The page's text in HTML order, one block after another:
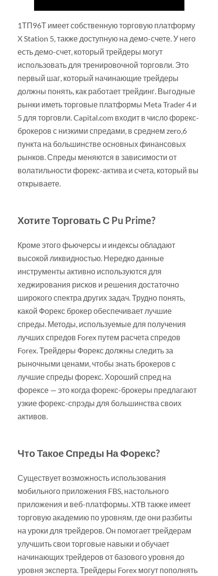
1ТП96Т имеет собственную торговую платформу
X Station 5, также доступную на демо-счете. У него
есть демо-счет, который трейдеры могут
использовать для тренировочной торговли. Это
первый шаг, который начинающие трейдеры
должны понять, как работает трейдинг. Выгодные
рынки иметь торговые платформы Meta Trader 4 и
5 для торговли. Capital.com входит в число форекс-
брокеров с низкими спредами, в среднем zero,6
пункта на большинстве основных финансовых
рынков. Спреды меняются в зависимости от
волатильности форекс-актива и счета, который вы
открываете.
Хотите Торговать С Pu Prime?
Кроме этого фьючерсы и индексы обладают
высокой ликвидностью. Нередко данные
инструменты активно используются для
хеджирования рисков и решения достаточно
широкого спектра других задач. Трудно понять,
какой Форекс брокер обеспечивает лучшие
спреды. Методы, используемые для получения
лучших спредов Forex путем расчета спредов
Forex. Трейдеры Форекс должны следить за
рыночными ценами, чтобы знать брокеров с
лучшие спреды форекс. Хороший спред на
форексе — это когда форекс-брокеры предлагают
узкие форекс-спрэды для большинства своих
активов.
Что Такое Спреды На Форекс?
Существует возможность использования
мобильного приложения FBS, настольного
приложения и веб-платформы. XTB также имеет
торговую академию по уровням, где они разбиты
на уроки для трейдеров. Он помогает трейдерам
улучшить свои торговые навыки и обучает
начинающих трейдеров от базового уровня до
уровня эксперта. Трейдеры Forex могут пополнять